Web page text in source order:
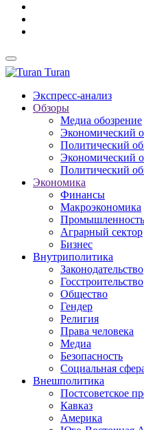
Turan
Экспресс-анализ
Обзоры
Медиа обозрение
Экономический
Политический
Экономический
Политический
Экономика
Финансы
Макроэкономика
Промышленность
Аграрный сектор
Бизнес
Внутриполитика
Законодательство
Госстроительство
Общество
Гендер
Религия
Права человека
Медиа
Безопасность
Социальная
Внешполитика
Постсоветское
Кавказ
Америка